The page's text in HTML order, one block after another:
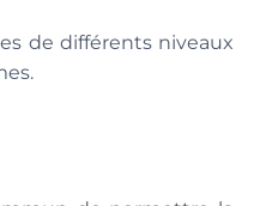
de différents niveaux